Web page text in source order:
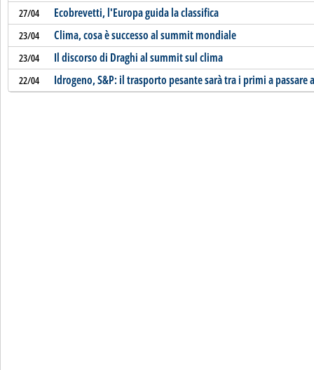
27/04 Ecobrevetti, l'Europa guida la classifica
23/04 Clima, cosa è successo al summit mondiale
23/04 Il discorso di Draghi al summit sul clima
22/04 Idrogeno, S&P: il trasporto pesante sarà tra i primi a passare